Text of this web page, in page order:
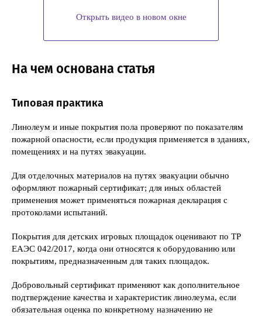
Открыть видео в новом окне
На чем основана статья
Типовая практика
Линолеум и иные покрытия пола проверяют по показателям
пожарной опасности, если продукция применяется в зданиях,
помещениях и на путях эвакуации.
Для отделочных материалов на путях эвакуации обычно
оформляют пожарный сертификат; для иных областей
применения может применяться пожарная декларация с
протоколами испытаний.
Покрытия для детских игровых площадок оценивают по ТР
ЕАЭС 042/2017, когда они относятся к оборудованию или
покрытиям, предназначенным для таких площадок.
Добровольный сертификат применяют как дополнительное
подтверждение качества и характеристик линолеума, если
обязательная оценка по конкретному назначению не